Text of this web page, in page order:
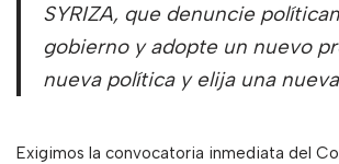
SYRIZA, que denuncie
gobierno y adopte un nuevo
nueva política y elija una
Exigimos la convocatoria inmediata del